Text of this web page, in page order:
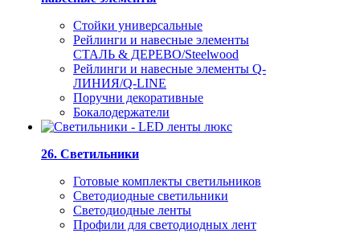
Стойки универсальные
Рейлинги и навесные элементы
СТАЛЬ & ДЕРЕВО/Steelwood
Рейлинги и навесные элементы Q-
ЛИНИЯ/Q-LINE
Поручни декоративные
Бокалодержатели
26. Светильники
Готовые комплекты светильников
Светодиодные светильники
Светодиодные ленты
Профили для светодиодных лент